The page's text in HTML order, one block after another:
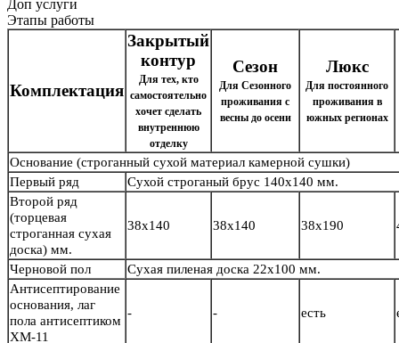
Доп услуги
Этапы работы
Комплектация
Закрытый
контур
Для тех, кто
самостоятельно
хочет сделать
внутреннюю
отделку
Сезон
Для Сезонного
проживания с
весны до осени
Люкс
Для постоянного
проживания в
южных регионах
Основание (строганный сухой материал камерной сушки)
Первый ряд
Сухой строганый брус 140х140 мм.
Второй ряд
(торцевая
строганная сухая
доска) мм.
38х140 38х140 38х190
Черновой пол
Сухая пиленая доска 22х100 мм.
Антисептирование
основания, лаг
пола антисептиком
ХМ-11
- - есть